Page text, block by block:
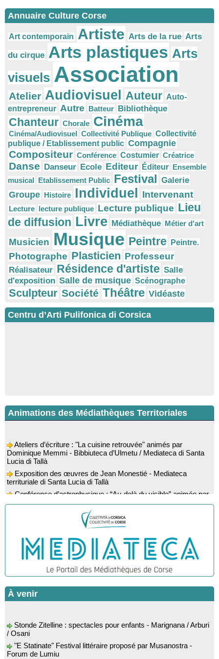
Annuaire Culture Corse
Art contemporain Artiste Arts de la rue Arts
du cirque Arts plastiques Arts
visuels Association
Atelier Audiovisuel Auteur Auto-
entrepreneur Autre Batteur Bibliothèque
Chanteur Chorale Cinéma
Cinéma/Audiovisuel Collectivité Publique Collectivité
publique / Etablissement public Compagnie
Compositeur Conférence Costumier Créatrice
Danse Danseur Ecole Editeur Éditeur Ensemble
musical Etablissement Public Festival Galerie
Groupe Histoire Individuel Intervenant
Lecture lecture publique Lecture publique Lieu
de diffusion Livre Médiathèque Métier d'art
Musicien Musique Peintre Peintre.
Photographe Plasticien Professeur
Réalisateur Résidence d'artiste Salle
d'exposition Salle de musique Scénographe
Sculpteur Société Théâtre Vidéaste
Centru d’Arti Pulifonica di Corsica
Animations des Médiathèques Territoriales
Dominique Memmi - Bibbiuteca d’Ulmetu / Mediateca di Santa
Lucia di Tallà
territuriale di Santa Lucia di Tallà
Bicchisgià
Exposition des œuvres de Dominique Malberti Morin :
"Racines, peintures acryliques et aquarelles" - Mediateca
Animation : "Petits lecteurs" - Médiathèque - Pitretu è
Bicchisgià
Veillée de contes à la forêt enchantée "U Mondu ditu
mignuleddu" par la Caravane de Conteurs - Currà
Colloque : "Taravu : terre de patrimoines", Regards sur le
patrimoine religieux, roman, thermal et littéraire - Spaziu Jean-
hommage au duo mythique de la chanson corse interprété par
Marie-Elsa Picciocchi (chant), Marc’Antò Belgodere (chant et
gutare) et Jacky Le Menn (claviers) - Salle des fêtes - Cuzzà
Lecture musicale : "Frida par les mots" proposée par la
À venir
/ Osani
Forum de Lumiu